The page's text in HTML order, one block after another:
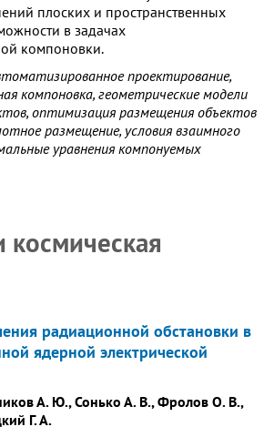
плоских и пространственных
в задачах
компоновки.
проектирование,
компоновка, геометрические модели
оптимизация размещения объектов
размещение, условия взаимного
уравнения компонуемых
космическая
радиационной обстановки в
ядерной электрической
А. Ю., Сонько А. В., Фролов О. В.,
Г. А.